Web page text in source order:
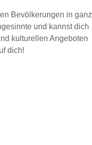
Bevölkerungen in ganz
und kannst dich
kulturellen Angeboten
dich!